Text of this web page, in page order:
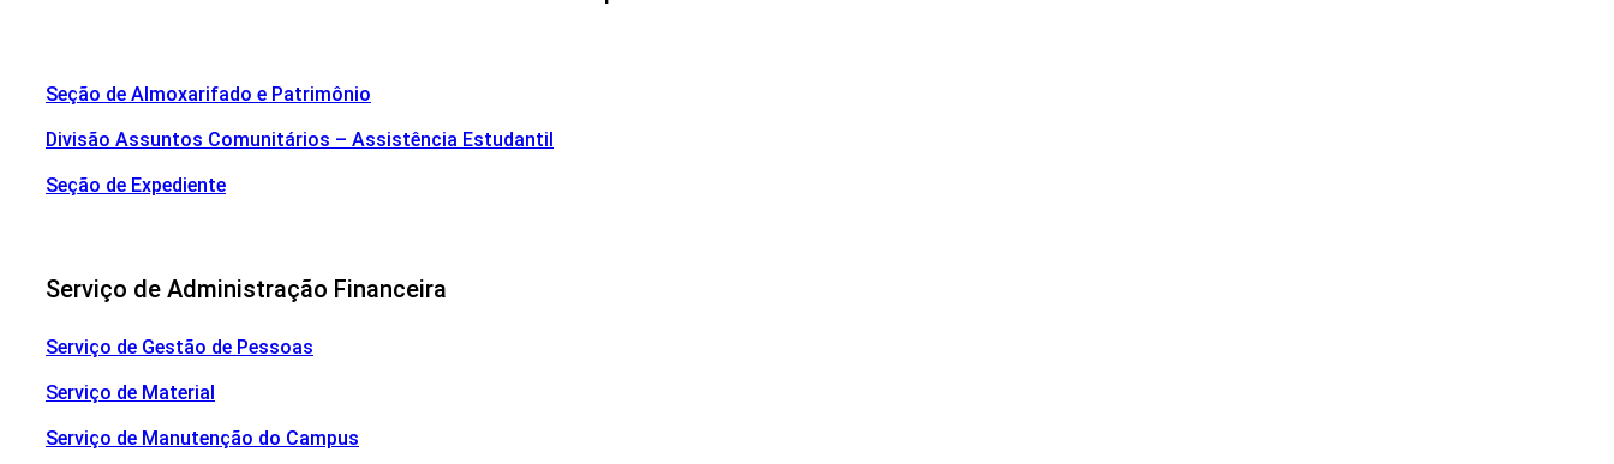
Seção de Almoxarifado e Patrimônio
Divisão Assuntos Comunitários – Assistência Estudantil
Seção de Expediente
Serviço de Administração Financeira
Serviço de Gestão de Pessoas
Serviço de Material
Serviço de Manutenção do Campus